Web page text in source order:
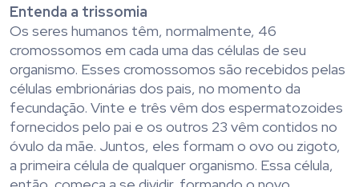
Entenda a trissomia
Os seres humanos têm, normalmente, 46
cromossomos em cada uma das células de seu
organismo. Esses cromossomos são recebidos pelas
células embrionárias dos pais, no momento da
fecundação. Vinte e três vêm dos espermatozoides
fornecidos pelo pai e os outros 23 vêm contidos no
óvulo da mãe. Juntos, eles formam o ovo ou zigoto,
a primeira célula de qualquer organismo. Essa célula,